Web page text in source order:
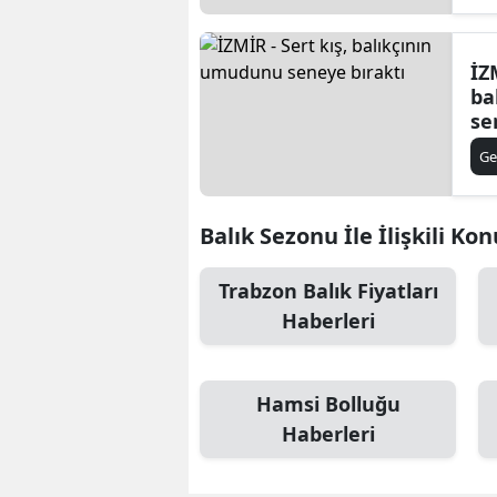
Balık Sezonu İle İlişkili
Trabzon Balık Fiyatları
Haberleri
Hamsi Bolluğu
Haberleri